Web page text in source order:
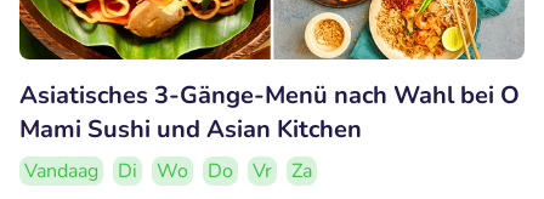
Asiatisches 3-Gänge-Menü nach Wahl bei O
Mami Sushi und Asian Kitchen
Vandaag Di Wo Do Vr
Za